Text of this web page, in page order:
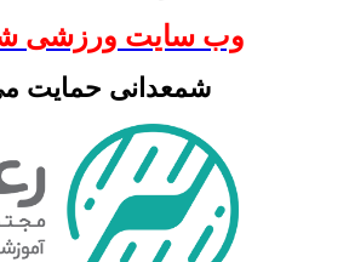
وب سایت ورزشی
شمعدانی حمایت